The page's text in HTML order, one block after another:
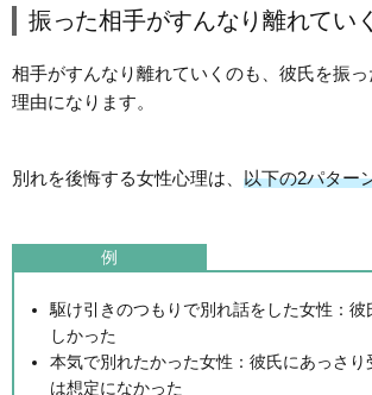
振った相手がすんなり離れてい
相手がすんなり離れていくのも、彼氏を振
理由になります。
別れを後悔する女性心理は、 以下の2パター
例
駆け引きのつもりで別れ話をした女性：彼
しかった
本気で別れたかった女性：彼氏にあっさり
は想定になかった